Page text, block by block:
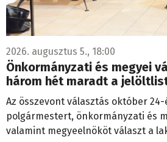
2026. augusztus 5., 18:00
Önkormányzati és megyei
három hét maradt a
Az összevont választás október 24-
polgármestert, önkormányzati és
valamint megyeelnököt választ a